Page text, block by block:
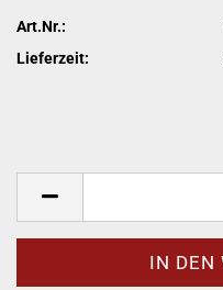
Art.Nr.:
Lieferzeit: